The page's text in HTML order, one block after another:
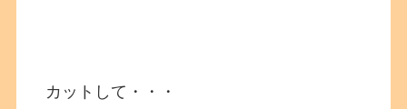
カットして・・・